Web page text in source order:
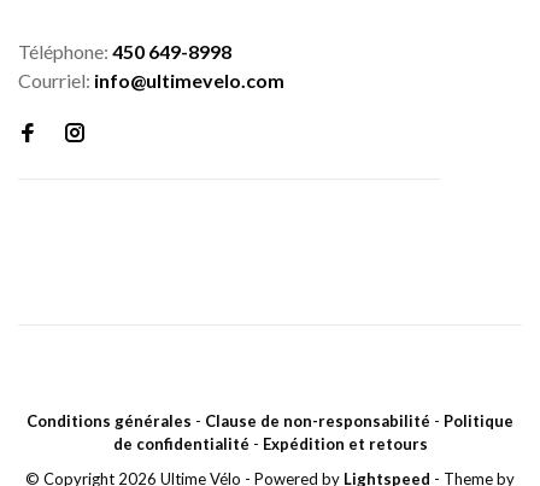
Téléphone: 450 649-8998
Courriel: info@ultimevelo.com
Conditions générales - Clause de non-responsabilité - Politique
de confidentialité - Expédition et retours
© Copyright 2026 Ultime Vélo - Powered by Lightspeed - Theme by